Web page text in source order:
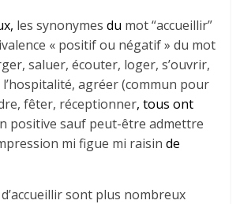
les synonymesdu mot “accueillir”
« positif ou négatif » du mot
saluer, écouter, loger, s’ouvrir,
agréer (commun pour
fêter, réceptionner, tous ont
positive sauf peut-être admettre
mi figue mi raisinde
sont plus nombreux